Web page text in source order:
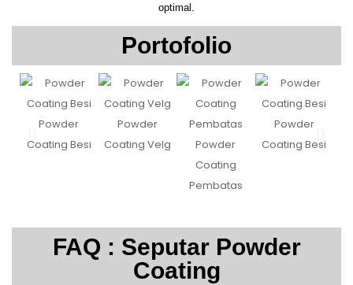
optimal.
Portofolio
Powder
Coating Besi
Powder
Coating Velg
Powder
Coating
Pembatas
Powder
Coating Besi
FAQ : Seputar Powder
Coating